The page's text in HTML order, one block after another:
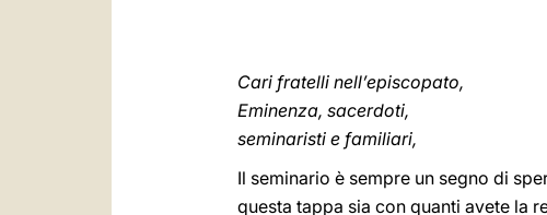
Cari fratelli nell’episcopato,
Eminenza, sacerdoti,
seminaristi e familiari,
Il seminario è sempre un segno di
questa tappa sia con quanti avete la